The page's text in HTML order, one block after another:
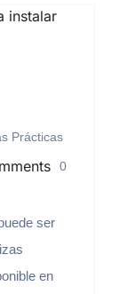
Prácticas
0
ser
en